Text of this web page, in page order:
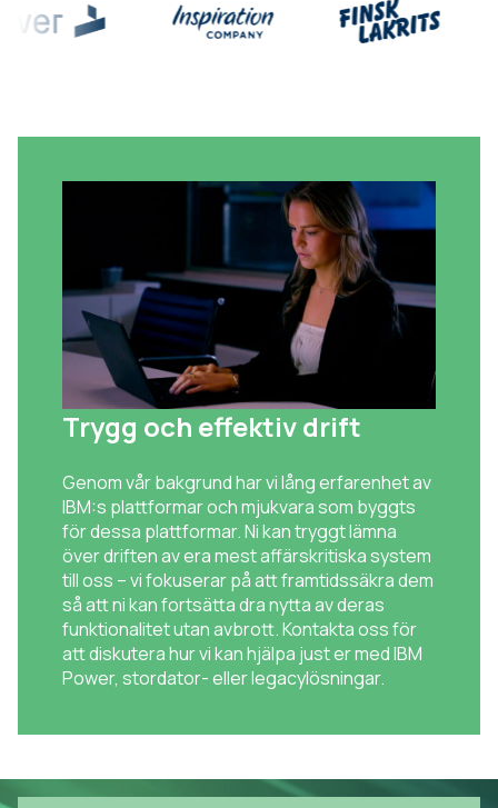
Trygg och effektiv drift
Genom vår bakgrund har vi lång erfarenhet av
IBM:s plattformar och mjukvara som byggts
för dessa plattformar. Ni kan tryggt lämna
över driften av era mest affärskritiska system
till oss – vi fokuserar på att framtidssäkra dem
så att ni kan fortsätta dra nytta av deras
funktionalitet utan avbrott. Kontakta oss för
att diskutera hur vi kan hjälpa just er med IBM
Power, stordator- eller legacylösningar.